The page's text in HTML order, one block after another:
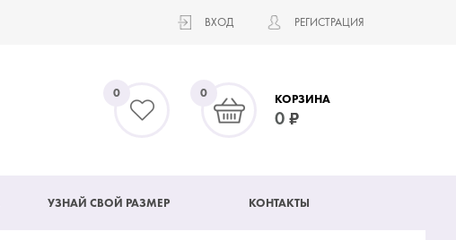
ВХОД РЕГИСТРАЦИЯ
0 0 КОРЗИНА
0
УЗНАЙ СВОЙ РАЗМЕР КОНТАКТЫ